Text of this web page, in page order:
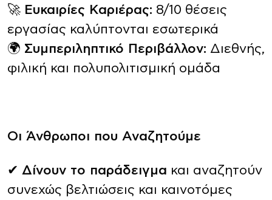
🚀 Ευκαιρίες Καριέρας: 8/10 θέσεις
εργασίας καλύπτονται εσωτερικά
🌍 Συμπεριληπτικό Περιβάλλον: Διεθνής,
φιλική και πολυπολιτισμική ομάδα
Οι Άνθρωποι που Αναζητούμε
✔ Δίνουν το παράδειγμα και αναζητούν
συνεχώς βελτιώσεις και καινοτόμες